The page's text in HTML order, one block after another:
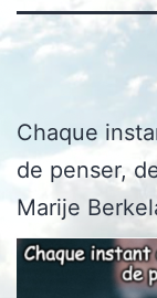
Chaque
de penser,
Marije